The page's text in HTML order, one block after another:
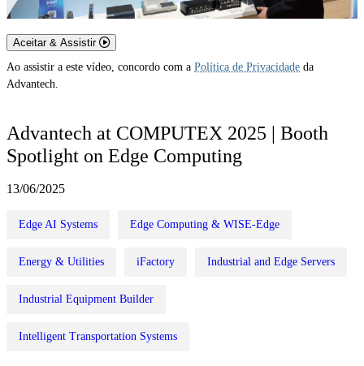
Aceitar & Assistir
Ao assistir a este vídeo, concordo com a Política de Privacidade da
Advantech.
Advantech at COMPUTEX 2025 | Booth
Spotlight on Edge Computing
13/06/2025
Edge AI Systems Edge Computing & WISE-Edge
Energy & Utilities iFactory Industrial and Edge Servers
Industrial Equipment Builder
Intelligent Transportation Systems